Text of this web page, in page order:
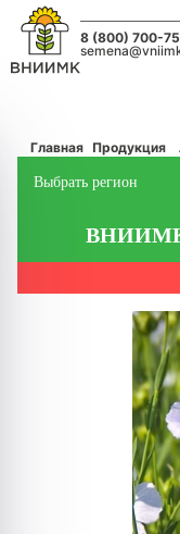
8 (800) 700-
Главная Продукция
Выбрать регион
ВНИИМК